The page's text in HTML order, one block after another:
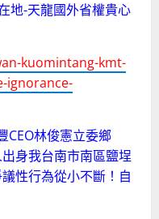
地-天龍國外省權貴心
kuomintang-kmt-
ignorance-
林俊憲立委鄉
身我台南市南區鹽埕
性行為從小不斷！自